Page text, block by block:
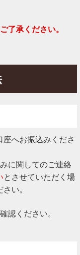
了承ください。
座へお振込みくださ
に関してのご連絡
とさせていただく場
い。
認ください。